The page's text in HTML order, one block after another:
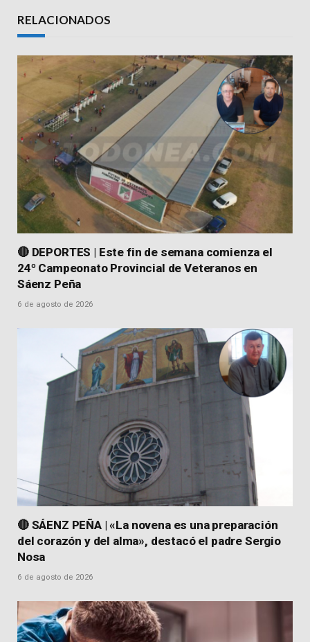
RELACIONADOS
🔴 DEPORTES | Este fin de semana comienza el
24º Campeonato Provincial de Veteranos en
Sáenz Peña
6 de agosto de 2026
🔴 SÁENZ PEÑA | «La novena es una preparación
del corazón y del alma», destacó el padre Sergio
Nosa
6 de agosto de 2026